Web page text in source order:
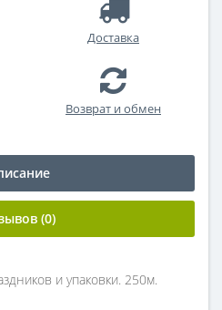
Доставка
Возврат и обмен
(0)
и упаковки. 250м.